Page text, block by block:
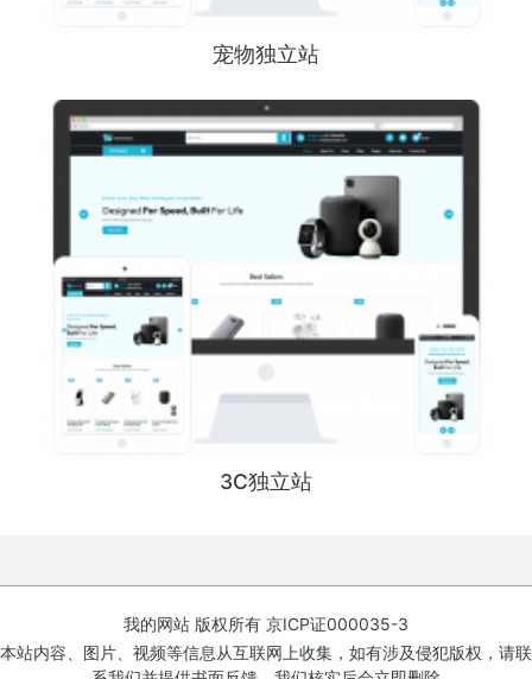
宠物独立站
3C独立站
我的网站 版权所有 京ICP证000035-3
本站内容、图片、视频等信息从互联网上收集，如有涉及侵犯版权，请联